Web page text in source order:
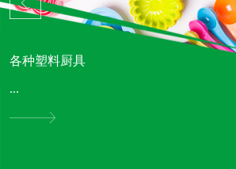
各种塑料厨具
...